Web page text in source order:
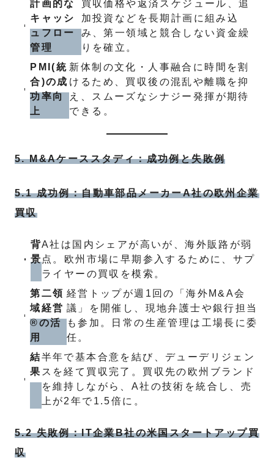
計画的な
キャッシ
ュフロー
管理
買収価格や返済スケジュール、追
加投資などを長期計画に組み込
み、第一領域と競合しない資金繰
りを確立。
PMI(統
合)の成
功率向
上
新体制の文化・人事融合に時間を割
けるため、買収後の混乱や離職を抑
え、スムーズなシナジー発揮が期待
できる。
5. M&Aケーススタディ：成功例と失敗例
5.1 成功例：自動車部品メーカーA社の欧州企業
買収
背
景
A社は国内シェアが高いが、海外販路が弱
点。欧州市場に早期参入するために、サプ
ライヤーの買収を模索。
第二領
域経営
®の活
用
経営トップが週1回の「海外M&A会
議」を開催し、現地弁護士や銀行担当
も参加。日常の生産管理は工場長に委
任。
結
果
半年で基本合意を結び、デューデリジェン
スを経て買収完了。買収先の欧州ブランド
を維持しながら、A社の技術を統合し、売
上が2年で1.5倍に。
5.2 失敗例：IT企業B社の米国スタートアップ買
収